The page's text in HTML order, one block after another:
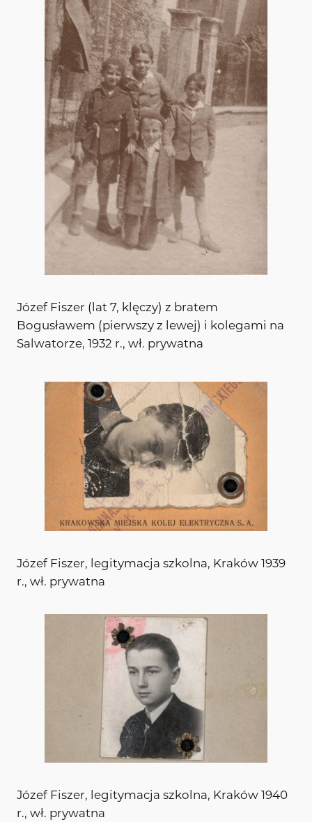
Józef Fiszer (lat 7, klęczy) z bratem
Bogusławem (pierwszy z lewej) i kolegami na
Salwatorze, 1932 r., wł. prywatna
Józef Fiszer, legitymacja szkolna, Kraków 1939
r., wł. prywatna
Józef Fiszer, legitymacja szkolna, Kraków 1940
r., wł. prywatna